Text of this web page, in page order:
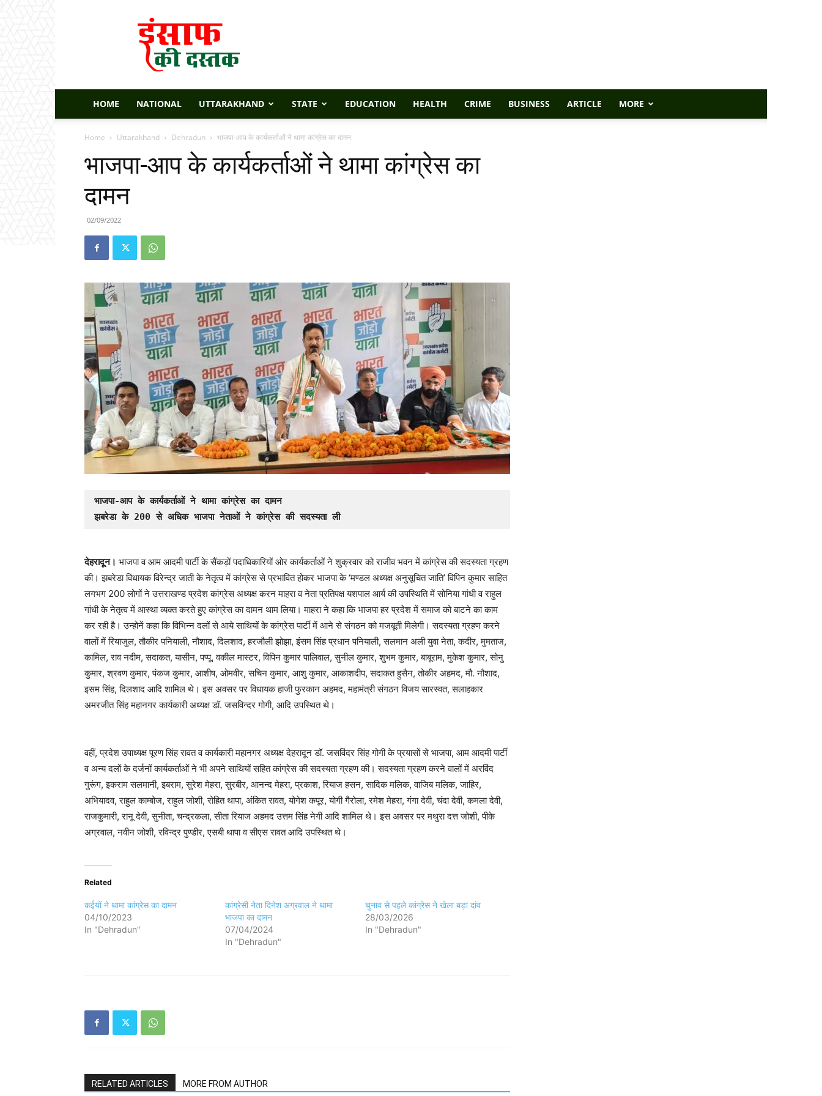
Insaaf
Ki
Dastak
HOME NATIONAL UTTARAKHAND STATE EDUCATION HEALTH CRIME BUSINESS ARTICLE MORE
Home Uttarakhand Dehradun भाजपा-आप के कार्यकर्ताओं ने थामा कांग्रेस का दामन
भाजपा-आप के कार्यकर्ताओं ने थामा कांग्रेस का
दामन
02/09/2022
भाजपा-आप के कार्यकर्ताओं ने थामा कांग्रेस का दामन
झबरेडा के 200 से अधिक भाजपा नेताओं ने कांग्रेस की सदस्यता ली
देहरादून। भाजपा व आम आदमी पार्टी के सैंकड़ों पदाधिकारियों ओर कार्यकर्ताओं ने शुक्रवार को राजीव भवन में कांग्रेस की सदस्यता ग्रहण
की। झबरेडा विधायक विरेन्द्र जाती के नेतृत्व में कांग्रेस से प्रभावित होकर भाजपा के ‘मण्डल अध्यक्ष अनुसूचित जाति’ विपिन कुमार साहित
लगभग 200 लोगों ने उत्तराखण्ड प्रदेश कांग्रेस अध्यक्ष करन माहरा व नेता प्रतिपक्ष यशपाल आर्य की उपस्थिति में सोनिया गांधी व राहुल
गांधी के नेतृत्व में आस्था व्यक्त करते हुए कांग्रेस का दामन थाम लिया। माहरा ने कहा कि भाजपा हर प्रदेश में समाज को बाटने का काम
कर रही है। उन्होनें कहा कि विभिन्न दलों से आये साथियों के कांग्रेस पार्टी में आने से संगठन को मजबूती मिलेगी। सदस्यता ग्रहण करने
वालों में रियाजुल, तौकीर पनियाली, नौशाद, दिलशाद, हरजौली झोझा, इंसम सिंह प्रधान पनियाली, सलमान अली युवा नेता, कदीर, मुमताज,
कामिल, राव नदीम, सदाकत, यासीन, पप्पू, वकील मास्टर, विपिन कुमार पालिवाल, सुनील कुमार, शुभम कुमार, बाबूराम, मुकेश कुमार, सोनु
कुमार, श्रवण कुमार, पंकज कुमार, आशीष, ओमवीर, सचिन कुमार, आशु कुमार, आकाशदीप, सदाकत हुसैन, तोकीर अहमद, मौ. नौशाद,
इसम सिंह, दिलशाद आदि शामिल थे। इस अवसर पर विधायक हाजी फुरकान अहमद, महामंत्री संगठन विजय सारस्वत, सलाहकार
अमरजीत सिंह महानगर कार्यकारी अध्यक्ष डॉ. जसविन्दर गोगी, आदि उपस्थित थे।
वहीं, प्रदेश उपाध्यक्ष पूरण सिंह रावत व कार्यकारी महानगर अध्यक्ष देहरादून डॉ. जसविंदर सिंह गोगी के प्रयासों से भाजपा, आम आदमी पार्टी
व अन्य दलों के दर्जनों कार्यकर्ताओं ने भी अपने साथियों सहित कांग्रेस की सदस्यता ग्रहण की। सदस्यता ग्रहण करने वालों में अरविंद
गुरूंग, इकराम सलमानी, इबराम, सुरेश मेहरा, सुरबीर, आनन्द मेहरा, प्रकाश, रियाज हसन, सादिक मलिक, वाजिब मलिक, जाहिर,
अभियादव, राहुल काम्बोज, राहुल जोशी, रोहित थापा, अंकित रावत, योगेश कपूर, योगी गैरोला, रमेश मेहरा, गंगा देवी, चंदा देवी, कमला देवी,
राजकुमारी, रानू देवी, सुनीता, चन्द्रकला, सीता रियाज अहमद उत्तम सिंह नेगी आदि शामिल थे। इस अवसर पर मथुरा दत्त जोशी, पीके
अग्रवाल, नवीन जोशी, रविन्द्र पुण्डीर, एसबी थापा व सीएस रावत आदि उपस्थित थे।
Related
कईयों ने थामा कांग्रेस का दामन
04/10/2023
In "Dehradun"
कांग्रेसी नेता दिनेश अग्रवाल ने थामा
भाजपा का दामन
07/04/2024
In "Dehradun"
चुनाव से पहले कांग्रेस ने खेला बड़ा दांव
28/03/2026
In "Dehradun"
RELATED ARTICLES MORE FROM AUTHOR